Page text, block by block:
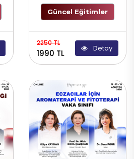
Güncel Eğitimler
2250 TL
1990 TL Detay